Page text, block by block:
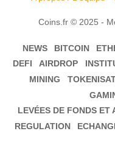
Coins.fr © 2025 -
NEWS BITCOIN
DEFI
AIRDROP
MINING
LEVÉES DE FONDS ET
REGULATION